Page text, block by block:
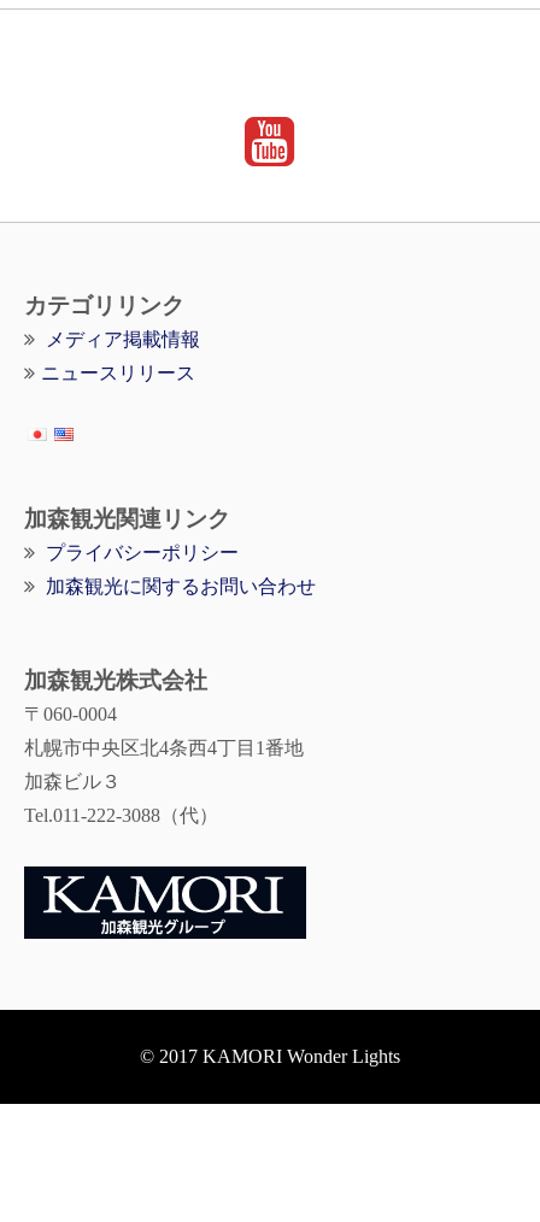
カテゴリリンク
メディア掲載情報
ニュースリリース
加森観光関連リンク
プライバシーポリシー
加森観光に関するお問い合わせ
加森観光株式会社
〒060-0004
札幌市中央区北4条西4丁目1番地
加森ビル３
Tel.011-222-3088（代）
© 2017 KAMORI Wonder Lights